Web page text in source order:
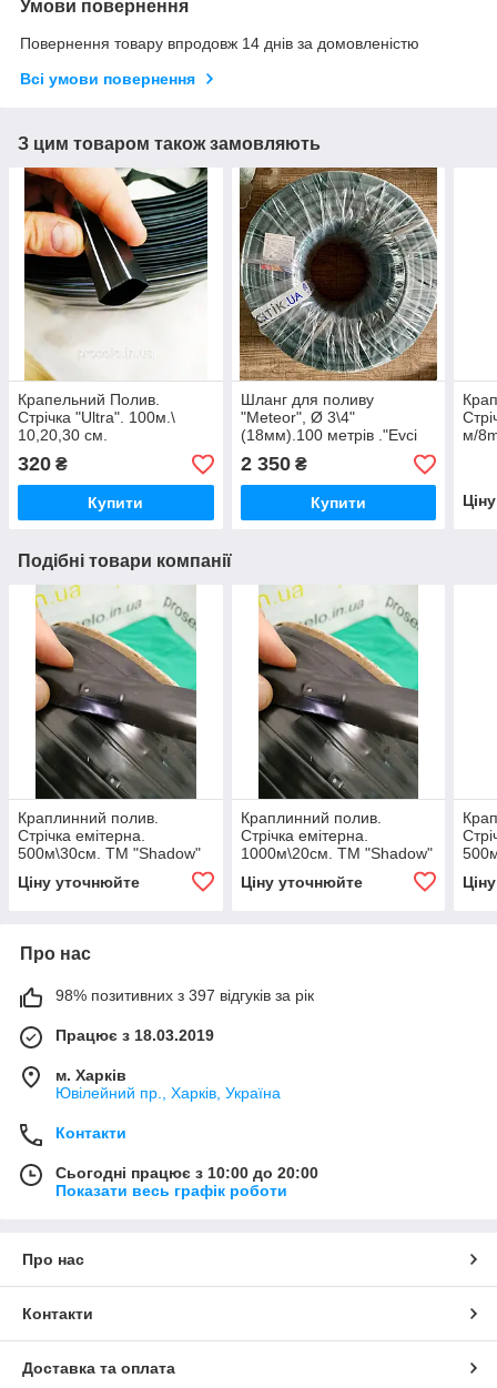
Умови повернення
Повернення товару впродовж 14 днів за домовленістю
Всі умови повернення
З цим товаром також замовляють
Крапельний Полив.
Стрічка "Ultra". 100м.\
10,20,30 см.
320 ₴
Купити
Шланг для поливу
"Meteor", Ø 3\4"
(18мм).100 метрів ."Evci
Plastik"
2 350₴
Купити
м/
Подібні товари компанії
Краплинний полив.
Стрічка емітерна.
500м\30см. ТМ "Shadow"
Ціну уточнюйте
Краплинний полив.
Стрічка емітерна.
1000м\20см. ТМ "Shadow"
Ціну уточнюйте
Про нас
98% позитивних з 397 відгуків за рік
Працює з 18.03.2019
м. Харків
Ювілейний пр., Харків, Україна
Контакти
Сьогодні працює з 10:00 до 20:00
Показати весь графік роботи
Про нас
Контакти
Доставка та оплата